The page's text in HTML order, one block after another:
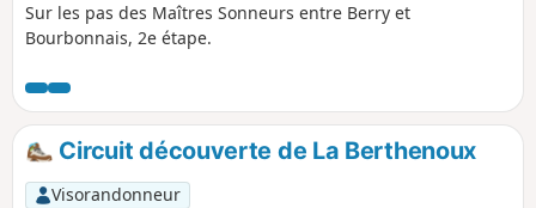
Sur les pas des Maîtres Sonneurs entre Berry et
Bourbonnais, 2e étape.
Circuit découverte de La Berthenoux
Visorandonneur